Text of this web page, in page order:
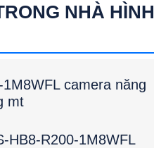
NHÀ HÌNH
camera năng
mt
HB8-R200-1M8WFL